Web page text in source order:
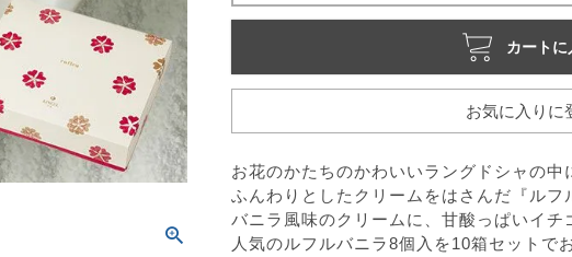
お気に入りに
カートに
お花のかたちのかわいいラングドシャの中
ふんわりとしたクリームをはさんだ『ルフ
バニラ風味のクリームに、甘酸っぱいイチ
人気のルフルバニラ8個入を10箱セットで